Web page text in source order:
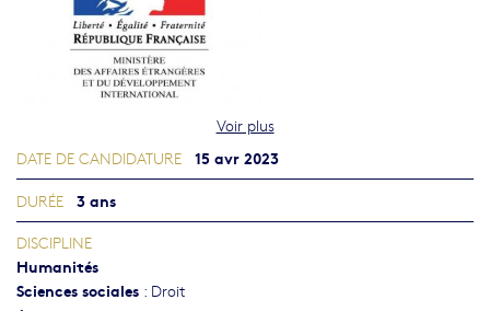
Voir plus
DATE DE CANDIDATURE 15 avr 2023
DURÉE 3 ans
DISCIPLINE
Humanités
Sciences sociales : Droit